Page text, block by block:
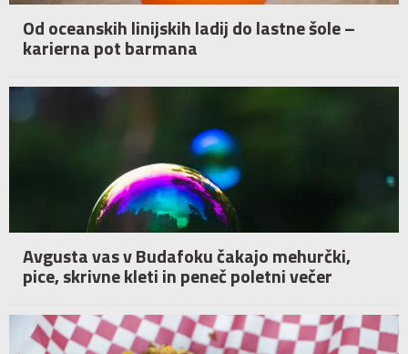
Od oceanskih linijskih ladij do lastne šole –
karierna pot barmana
Avgusta vas v Budafoku čakajo mehurčki,
pice, skrivne kleti in peneč poletni večer